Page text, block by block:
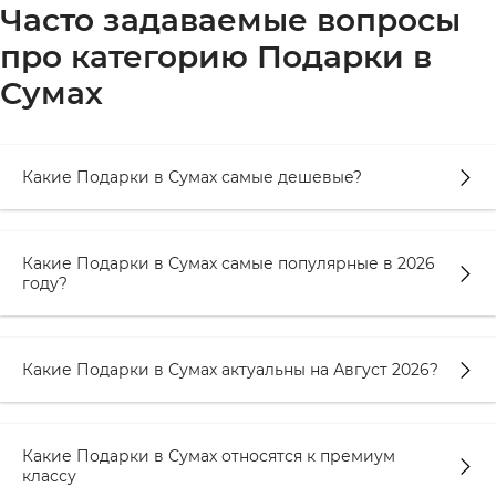
Часто задаваемые вопросы
про категорию Подарки в
Сумах
Какие Подарки в Сумах самые дешевые?
Какие Подарки в Сумах самые популярные в 2026
году?
Какие Подарки в Сумах актуальны на Август 2026?
Какие Подарки в Сумах относятся к премиум
классу